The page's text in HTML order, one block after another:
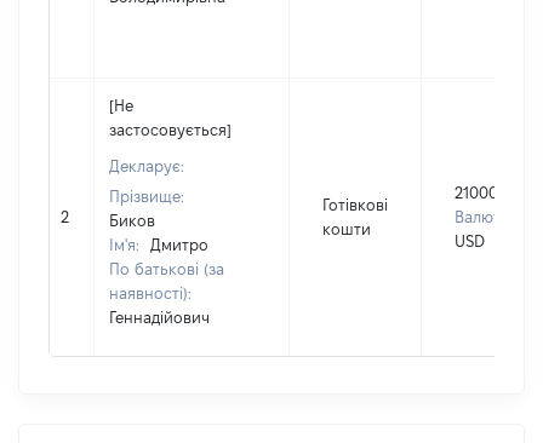
2
[Не
застосовується]
Декларує:
Прізвище:
Биков
Ім'я:
Дмитро
По батькові (за
наявності):
Геннадійович
Готівкові
кошти
210000
Валюта:
USD